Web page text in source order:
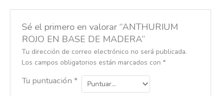
Sé el primero en valorar “ANTHURIUM
ROJO EN BASE DE MADERA”
Tu dirección de correo electrónico no será publicada.
Los campos obligatorios están marcados con *
Tu puntuación *